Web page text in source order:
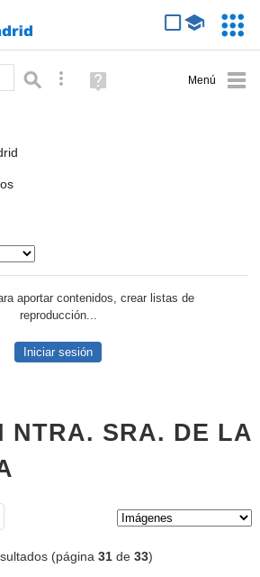
Búsqueda avanzada
Ayuda
(en
aportar contenidos, crear listas de
reproducción...
Iniciar sesión
NTRA. SRA. DE LA
(página31 de33)